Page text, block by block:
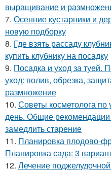
выращивание и
7. Осенние кустарники и
новую подборку
8. Где взять рассаду
купить клубнику на посадку
9. Посадка и уход за туей.
уход: полив, обрезка,
размножение
10. Советы косметолога
день. Общие рекомендации
замедлить старение
11. Планировка плодово-
Планировка сада: 3
12. Лечение